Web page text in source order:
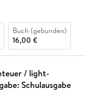
Buch (gebunden)
16,00 €
/ light-
Schulausgabe